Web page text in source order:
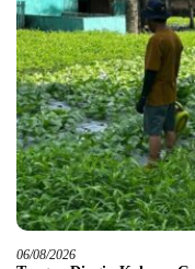
06/08/2026